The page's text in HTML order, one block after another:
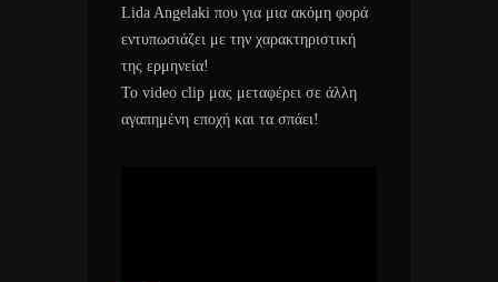
Lida Angelaki που για μια ακόμη φορά
εντυπωσιάζει με την χαρακτηριστική
της ερμηνεία!
Το video clip μας μεταφέρει σε άλλη
αγαπημένη εποχή και τα σπάει!